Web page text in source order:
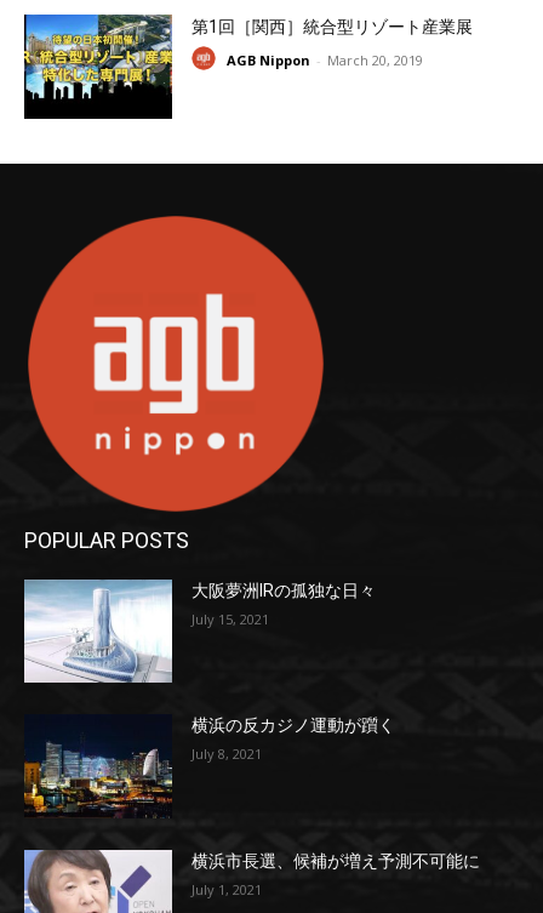
第1回［関西］統合型リゾート産業展
AGB Nippon - March 20, 2019
POPULAR POSTS
大阪夢洲IRの孤独な日々
July 15, 2021
横浜の反カジノ運動が躓く
July 8, 2021
横浜市長選、候補が増え予測不可能に
July 1, 2021